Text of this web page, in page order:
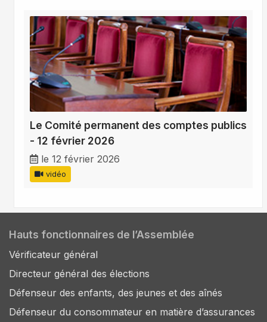
Le Comité permanent des comptes publics
- 12 février 2026
le 12 février 2026
vidéo
Hauts fonctionnaires de l’Assemblée
Vérificateur général
Directeur général des élections
Défenseur des enfants, des jeunes et des aînés
Défenseur du consommateur en matière d’assurances